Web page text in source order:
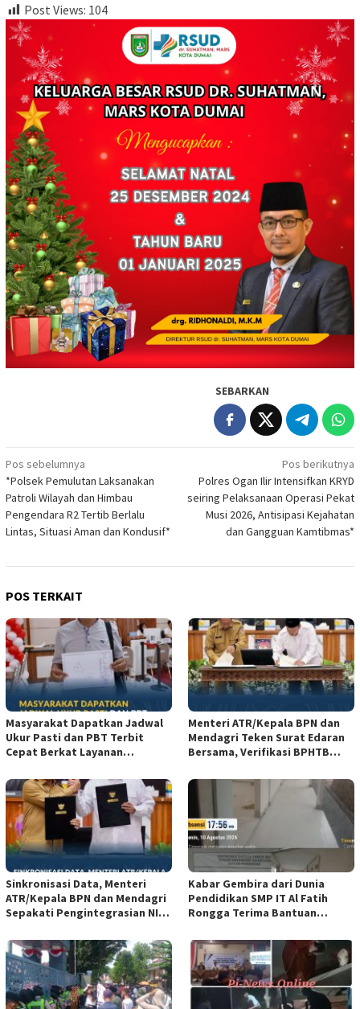
Post Views: 104
SEBARKAN
Navigasi
pos
Pos sebelumnya
*Polsek Pemulutan Laksanakan
Patroli Wilayah dan Himbau
Pengendara R2 Tertib Berlalu
Lintas, Situasi Aman dan Kondusif*
Pos berikutnya
Polres Ogan Ilir Intensifkan KRYD
seiring Pelaksanaan Operasi Pekat
Musi 2026, Antisipasi Kejahatan
dan Gangguan Kamtibmas*
POS TERKAIT
Masyarakat Dapatkan Jadwal
Ukur Pasti dan PBT Terbit
Cepat Berkat Layanan
Menteri ATR/Kepala BPN dan
Mendagri Teken Surat Edaran
Bersama, Verifikasi BPHTB
Sinkronisasi Data, Menteri
ATR/Kepala BPN dan Mendagri
Sepakati Pengintegrasian NIB
Kabar Gembira dari Dunia
Pendidikan SMP IT Al Fatih
Rongga Terima Bantuan